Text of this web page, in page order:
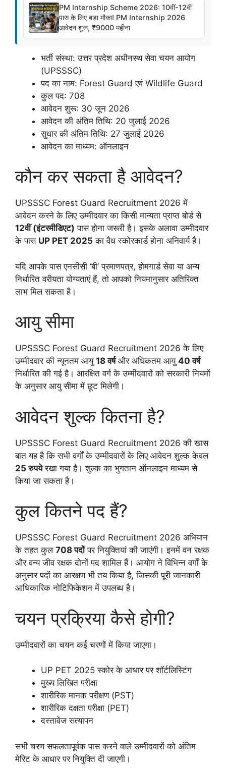
PM Internship Scheme 2026: 10वीं-12वीं
पास के लिए बड़ा मौका! PM Internship 2026
आवेदन शुरू, ₹9000 महीना
भर्ती संस्था: उत्तर प्रदेश अधीनस्थ सेवा चयन आयोग
(UPSSSC)
पद का नाम: Forest Guard एवं Wildlife Guard
कुल पद: 708
आवेदन शुरू: 30 जून 2026
आवेदन की अंतिम तिथि: 20 जुलाई 2026
सुधार की अंतिम तिथि: 27 जुलाई 2026
आवेदन का माध्यम: ऑनलाइन
कौन कर सकता है आवेदन?
UPSSSC Forest Guard Recruitment 2026 में
आवेदन करने के लिए उम्मीदवार का किसी मान्यता प्राप्त बोर्ड से
12वीं (इंटरमीडिएट) पास होना जरूरी है। इसके अलावा उम्मीदवार
के पास UP PET 2025 का वैध स्कोरकार्ड होना अनिवार्य है।
यदि आपके पास एनसीसी ‘बी’ प्रमाणपत्र, होमगार्ड सेवा या अन्य
निर्धारित वरीयता योग्यताएं हैं, तो आपको नियमानुसार अतिरिक्त
लाभ मिल सकता है।
आयु सीमा
UPSSSC Forest Guard Recruitment 2026 के लिए
उम्मीदवार की न्यूनतम आयु 18 वर्षऔर अधिकतम आयु 40 वर्ष
निर्धारित की गई है। आरक्षित वर्ग के उम्मीदवारों को सरकारी नियमों
के अनुसार आयु सीमा में छूट मिलेगी।
आवेदन शुल्क कितना है?
UPSSSC Forest Guard Recruitment 2026 की खास
बात यह है कि सभी वर्गों के उम्मीदवारों के लिए आवेदन शुल्क केवल
25 रुपयेरखा गया है। शुल्क का भुगतान ऑनलाइन माध्यम से
किया जा सकता है।
कुल कितने पद हैं?
UPSSSC Forest Guard Recruitment 2026 अभियान
के तहत कुल 708 पदोंपर नियुक्तियां की जाएंगी। इनमें वन रक्षक
और वन्य जीव रक्षक दोनों पद शामिल हैं। आयोग ने विभिन्न वर्गों के
अनुसार पदों का आरक्षण भी तय किया है, जिसकी पूरी जानकारी
आधिकारिक नोटिफिकेशन में उपलब्ध है।
चयन प्रक्रिया कैसे होगी?
उम्मीदवारों का चयन कई चरणों में किया जाएगा।
UP PET 2025 स्कोर के आधार पर शॉर्टलिस्टिंग
मुख्य लिखित परीक्षा
शारीरिक मानक परीक्षण (PST)
शारीरिक दक्षता परीक्षा (PET)
दस्तावेज सत्यापन
सभी चरण सफलतापूर्वक पास करने वाले उम्मीदवारों को अंतिम
मेरिट के आधार पर नियुक्ति दी जाएगी।